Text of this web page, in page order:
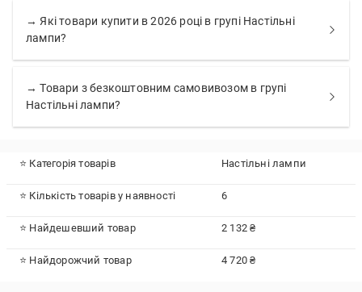
→ Які товари купити в 2026 році в групі Настільні
лампи?
→ Товари з безкоштовним самовивозом в групі
Настільні лампи?
⭐ Категорія товарів Настільні лампи
⭐ Кількість товарів у наявності 6
⭐ Найдешевший товар 2 132 ₴
⭐ Найдорожчий товар 4 720 ₴